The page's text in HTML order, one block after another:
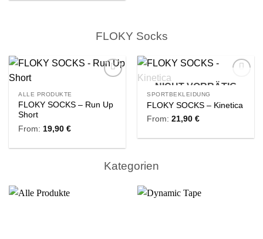
FLOKY Socks
ALLE PRODUKTE
FLOKY SOCKS – Run Up
Short
From: 19,90€
Zur
NICHT VORRÄTIG
SPORTBEKLEIDUNG
FLOKY SOCKS – Kinetica
From:21,90€
Kategorien